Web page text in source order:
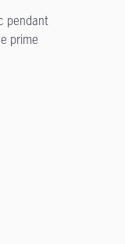
pendant
prime